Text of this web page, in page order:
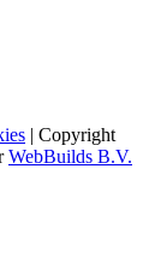
| Copyright
WebBuilds B.V.